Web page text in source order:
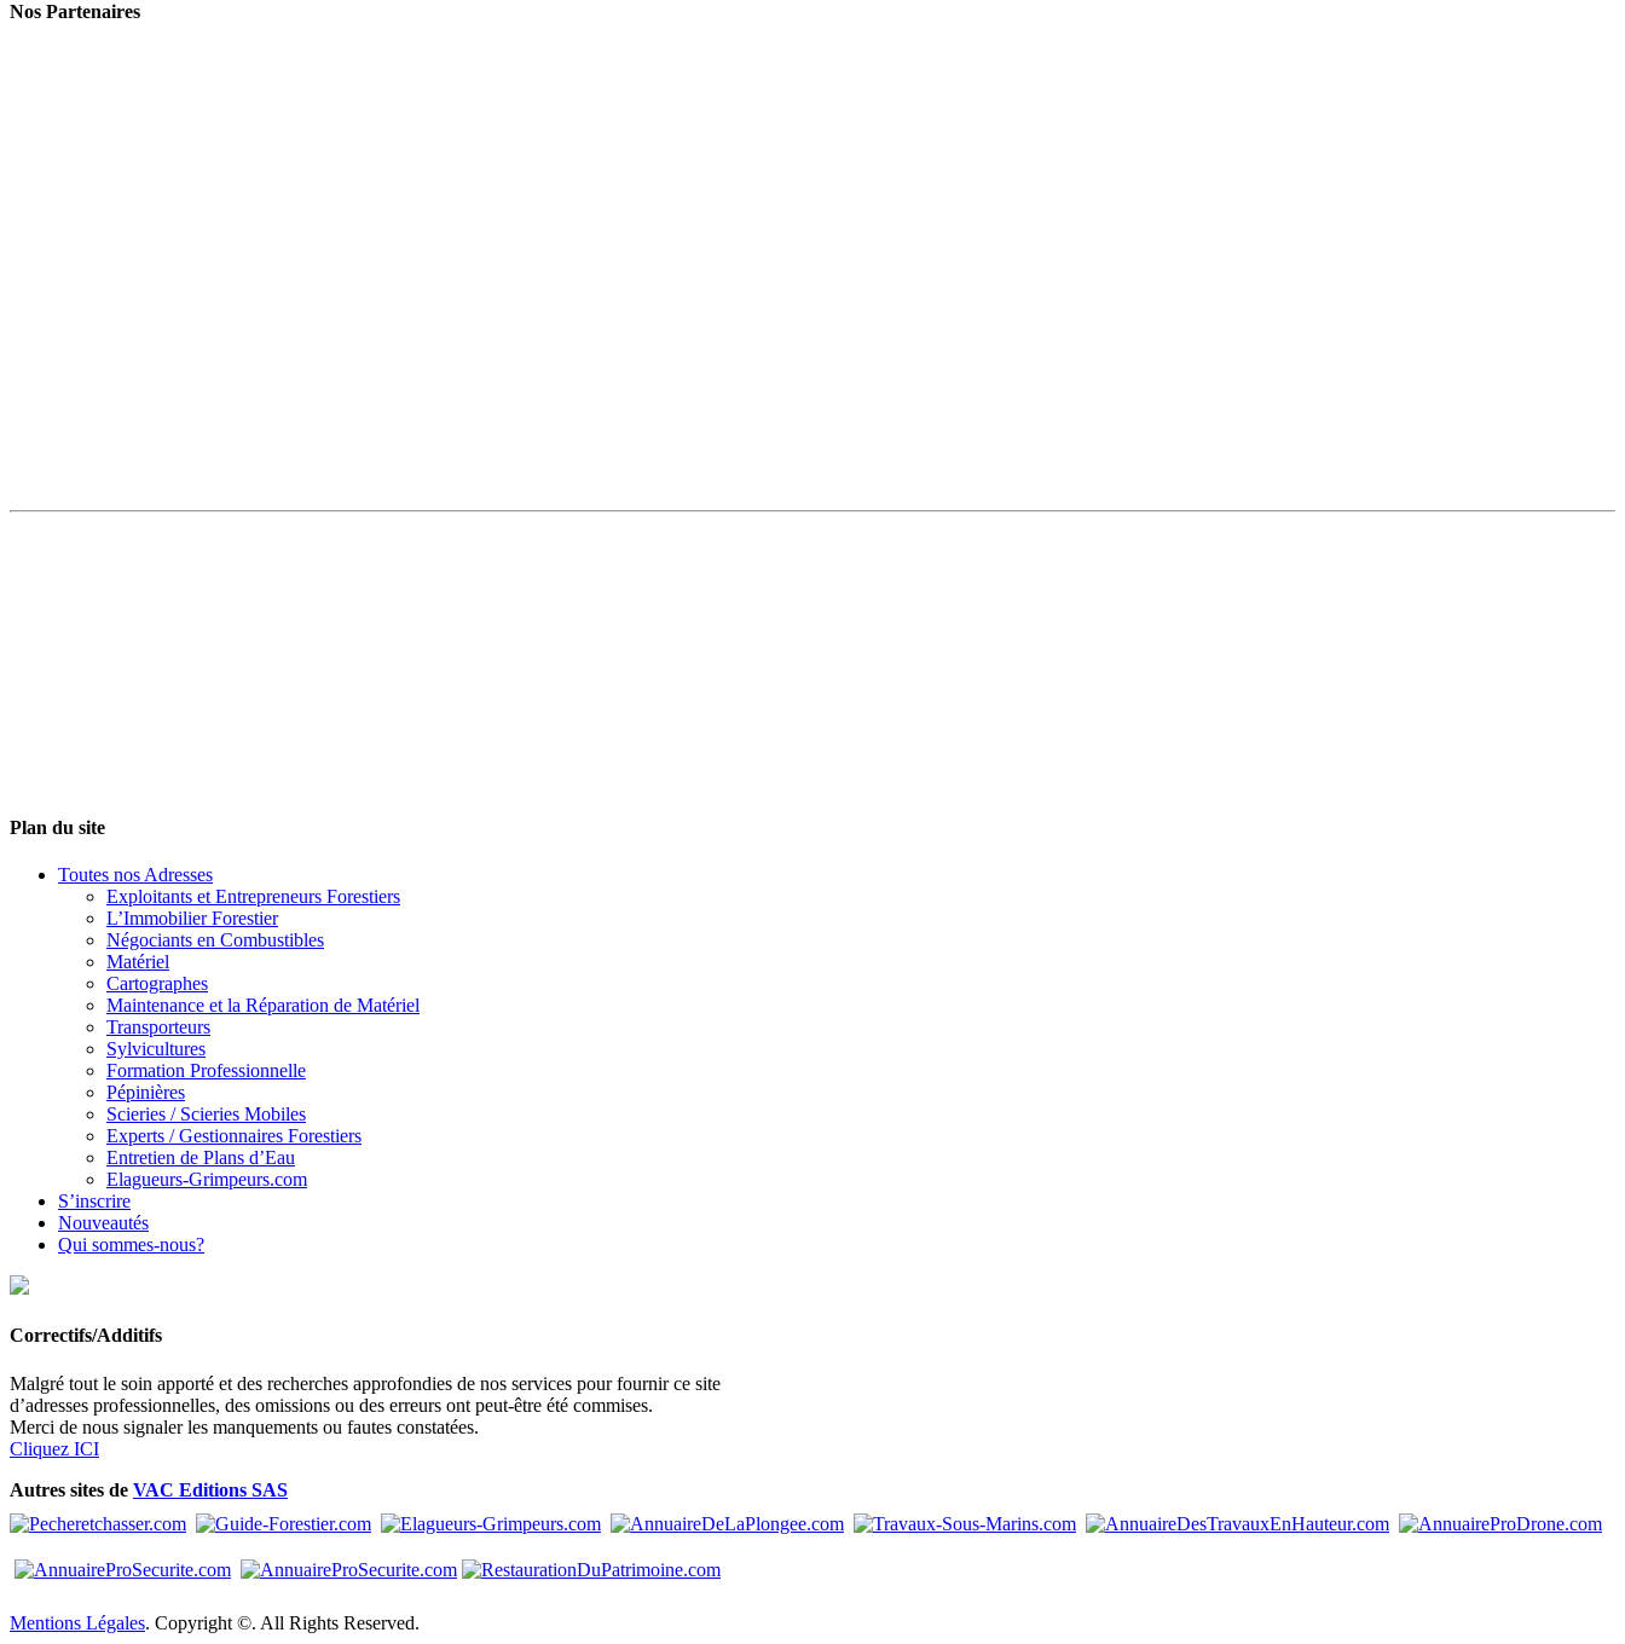
Nos Partenaires
Plan du site
Toutes nos Adresses
Exploitants et Entrepreneurs Forestiers
L’Immobilier Forestier
Négociants en Combustibles
Matériel
Cartographes
Maintenance et la Réparation de Matériel
Transporteurs
Sylvicultures
Formation Professionnelle
Pépinières
Scieries / Scieries Mobiles
Experts / Gestionnaires Forestiers
Entretien de Plans d’Eau
Elagueurs-Grimpeurs.com
S’inscrire
Nouveautés
Qui sommes-nous?
Correctifs/Additifs
Malgré tout le soin apporté et des recherches approfondies de nos services pour fournir ce site
d’adresses professionnelles, des omissions ou des erreurs ont peut-être été commises.
Merci de nous signaler les manquements ou fautes constatées.
Cliquez ICI
Autres sites de VAC Editions SAS
Mentions Légales. Copyright ©. All Rights Reserved.